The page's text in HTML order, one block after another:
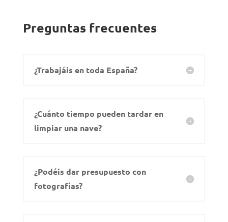
Preguntas frecuentes
¿Trabajáis en toda España?
¿Cuánto tiempo pueden tardar en
limpiar una nave?
¿Podéis dar presupuesto con
fotografías?